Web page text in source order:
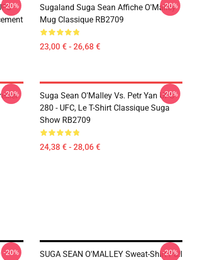
-20%
Sugaland Suga Sean Affiche O'Malley
Mug Classique RB2709
23,00 € - 26,68 €
-20%
-20%
Suga Sean O'Malley Vs. Petr Yan UFC
280 - UFC, Le T-Shirt Classique Suga
Show RB2709
24,38 € - 28,06 €
-20%
-20%
SUGA SEAN O'MALLEY Sweat-Shirt Pull
-20%